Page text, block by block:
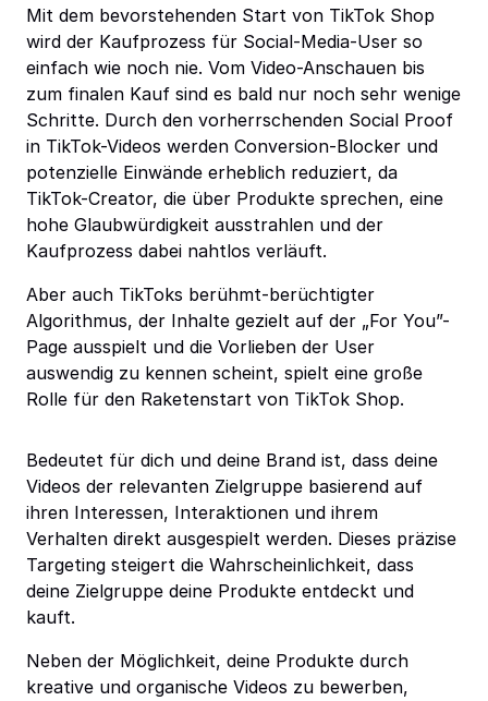
Mit dem bevorstehenden Start von TikTok Shop
wird der Kaufprozess für Social-Media-User so
einfach wie noch nie. Vom Video-Anschauen bis
zum finalen Kauf sind es bald nur noch sehr wenige
Schritte. Durch den vorherrschenden Social Proof
in TikTok-Videos werden Conversion-Blocker und
potenzielle Einwände erheblich reduziert, da
TikTok-Creator, die über Produkte sprechen, eine
hohe Glaubwürdigkeit ausstrahlen und der
Kaufprozess dabei nahtlos verläuft.
Aber auch TikToks berühmt-berüchtigter
Algorithmus, der Inhalte gezielt auf der „For You”-
Page ausspielt und die Vorlieben der User
auswendig zu kennen scheint, spielt eine große
Rolle für den Raketenstart von TikTok Shop.
Bedeutet für dich und deine Brand ist, dass deine
Videos der relevanten Zielgruppe basierend auf
ihren Interessen, Interaktionen und ihrem
Verhalten direkt ausgespielt werden. Dieses präzise
Targeting steigert die Wahrscheinlichkeit, dass
deine Zielgruppe deine Produkte entdeckt und
kauft.
Neben der Möglichkeit, deine Produkte durch
kreative und organische Videos zu bewerben,